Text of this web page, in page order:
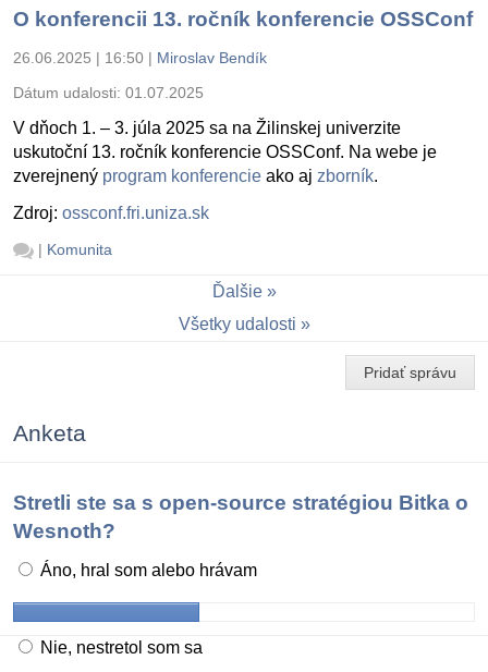
O konferencii 13. ročník konferencie OSSConf
26.06.2025 | 16:50 | Miroslav Bendík
Dátum udalosti: 01.07.2025
V dňoch 1. – 3. júla 2025 sa na Žilinskej univerzite
uskutoční 13. ročník konferencie OSSConf. Na webe je
zverejnený program konferencie ako aj zborník.
Zdroj: ossconf.fri.uniza.sk
| Komunita
Ďalšie
Všetky udalosti
Pridať správu
Anketa
Stretli ste sa s open-source stratégiou Bitka o
Wesnoth?
Áno, hral som alebo hrávam
Nie, nestretol som sa